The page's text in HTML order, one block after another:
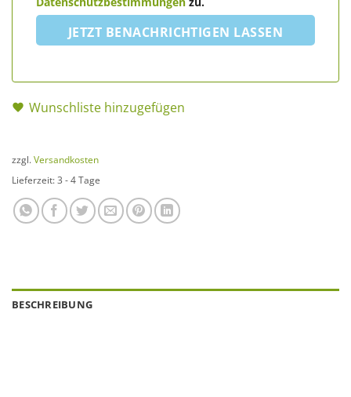
JETZT BENACHRICHTIGEN LASSEN
Wunschliste hinzugefügen
zzgl. Versandkosten
Lieferzeit: 3 - 4 Tage
BESCHREIBUNG